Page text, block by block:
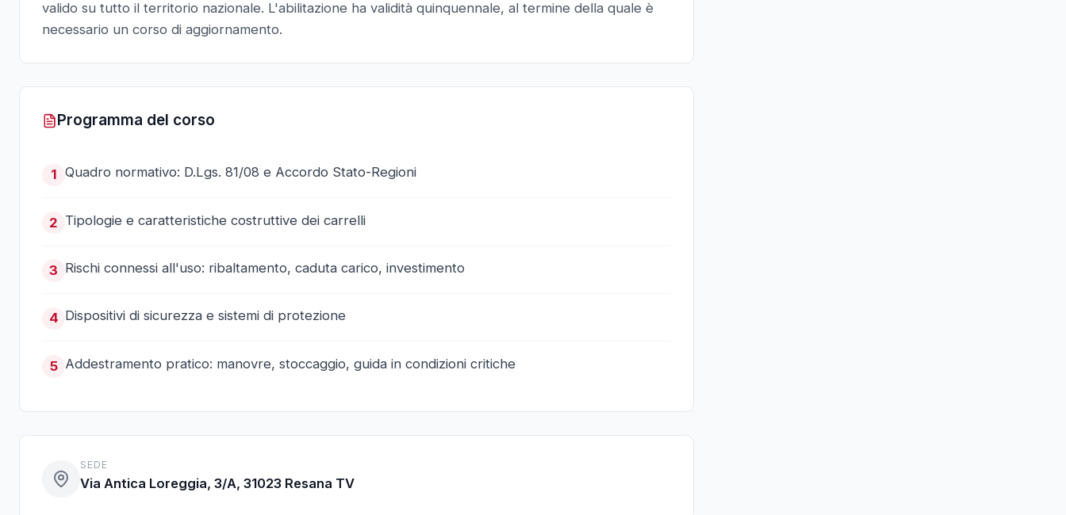
valido su tutto il territorio nazionale. L'abilitazione ha validità quinquennale, al termine della quale è
necessario un corso di aggiornamento.
Programma del corso
1 Quadro normativo: D.Lgs. 81/08 e Accordo Stato-Regioni
2 Tipologie e caratteristiche costruttive dei carrelli
3 Rischi connessi all'uso: ribaltamento, caduta carico, investimento
4 Dispositivi di sicurezza e sistemi di protezione
5 Addestramento pratico: manovre, stoccaggio, guida in condizioni critiche
SEDE
Via Antica Loreggia, 3/A, 31023 Resana TV